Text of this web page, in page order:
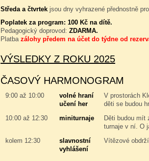
Středa a čtvrtek jsou dny vyhrazené přednostně
Poplatek za program: 100 Kč na dítě.
Pedagogický doprovod: ZDARMA.
Platba zálohy předem na účet do týdne od
VÝSLEDKY Z ROKU 2025
ČASOVÝ HARMONOGRAM
9:00 až 10:00
volné hraní
učení her
V prostorách
děti se budou
10:00 až 12:30
miniturnaje
Děti budou mít
turnaje v ní. O
kolem 12:30
slavnostní
vyhlášení
Vítězové